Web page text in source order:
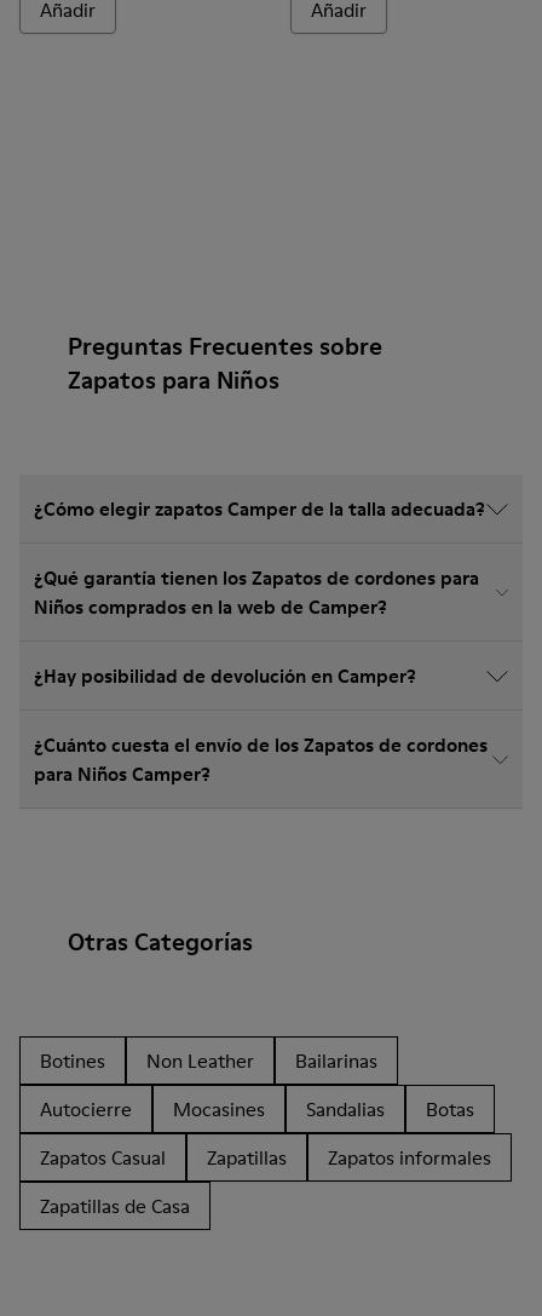
Añadir Añadir
Preguntas Frecuentes sobre
Zapatos para Niños
¿Cómo elegir zapatos Camper de la talla adecuada?
¿Qué garantía tienen los Zapatos de cordones para
Niños comprados en la web de Camper?
¿Hay posibilidad de devolución en Camper?
¿Cuánto cuesta el envío de los Zapatos de cordones
para Niños Camper?
Otras Categorías
Botines Non Leather
Bailarinas
Autocierre
Mocasines Sandalias
Botas
Zapatos Casual
Zapatillas
Zapatos informales
Zapatillas de Casa